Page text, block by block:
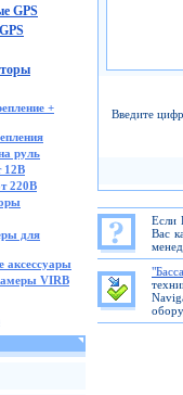
GPS
+
руль
12В
220В
для
аксессуары
VIRB
Введите
Если
Вас